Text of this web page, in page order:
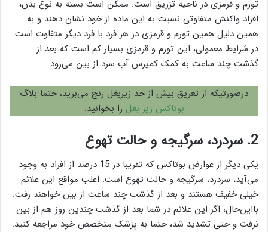
تورم و قرمزی در ناحیه تزریق است. ممکن است بسته به نوع بدن،
افراد واکنش متفاوتی نسبت به این ماده از خود نشان دهند و به
همین دلیل همین تورم و قرمزی در هر فرد با فرد دیگر متفاوت است.
در شرایط معمولی، این تورم و قرمزی بسیار کم است که بعد از
گذشت چند ساعت به کمک کمپرس آب سرد از بین می‌رود.
درصورتیکه از تعریق بیش از حد زیربغل رنج می‌برید، حتما بلاگ
بوتاکس زیر بغل را بخوانید.
2. سردرد، سرگیجه و حالت تهوع
یکی دیگر از عوارض بوتاکس که تقریبا در 15 درصد از افراد به وجود
می‌آید، سردرد، سرگیجه و حالت تهوع است. اغلب مواقع این علائم
خیلی خفیف هستند و بعد از گذشت چند ساعت از بین خواهند رفت.
بااین‌حال، اگر این علائم در شما بعد از گذشت چندین روز هم از بین
نرفت و حتی تشدید شد، حتما به پزشک متخصص خود مراجعه کنید.